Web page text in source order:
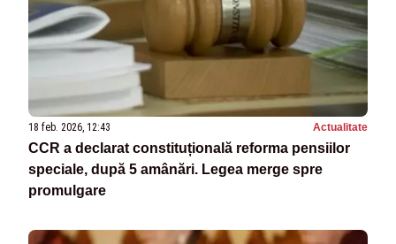
18 feb. 2026, 12:43 Actualitate
CCR a declarat constituțională reforma pensiilor
speciale, după 5 amânări. Legea merge spre
promulgare